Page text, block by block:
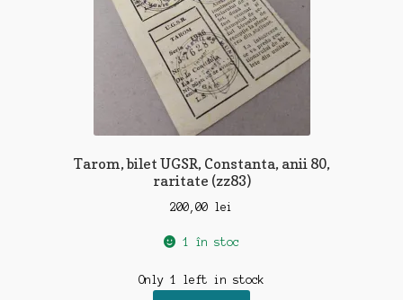
Tarom, bilet UGSR, Constanta, anii 80,
raritate (zz83)
200,00 lei
1 în stoc
Only 1 left in stock